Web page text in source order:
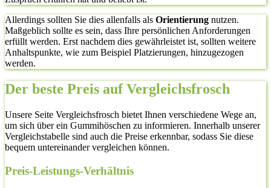
Allerdings sollten Sie dies allenfalls als Orientierung nutzen.
Maßgeblich sollte es sein, dass Ihre persönlichen Anforderungen
erfüllt werden. Erst nachdem dies gewährleistet ist, sollten weitere
Anhaltspunkte, wie zum Beispiel Platzierungen, hinzugezogen
werden.
Der beste Preis auf Vergleichsfrosch
Unsere Seite Vergleichsfrosch bietet Ihnen verschiedene Wege an,
um sich über ein Gummihöschen zu informieren. Innerhalb unserer
Vergleichstabelle sind auch die Preise erkennbar, sodass Sie diese
bequem untereinander vergleichen können.
Preis-Leistungs-Verhältnis